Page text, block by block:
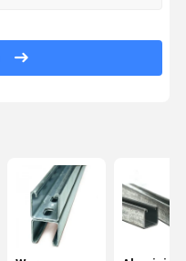
Videos Over Ons